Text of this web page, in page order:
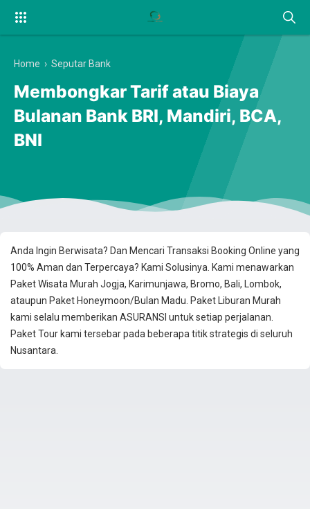
Anda Ingin Berwisata? Dan Mencari Transaksi Booking Online yang
100% Aman dan Terpercaya? Kami Solusinya. Kami menawarkan
Paket Wisata Murah Jogja, Karimunjawa, Bromo, Bali, Lombok,
ataupun Paket Honeymoon/Bulan Madu. Paket Liburan Murah
kami selalu memberikan ASURANSI untuk setiap perjalanan.
Paket Tour kami tersebar pada beberapa titik strategis di seluruh
Nusantara.
Home › Seputar Bank
Membongkar Tarif atau Biaya
Bulanan Bank BRI, Mandiri, BCA,
BNI